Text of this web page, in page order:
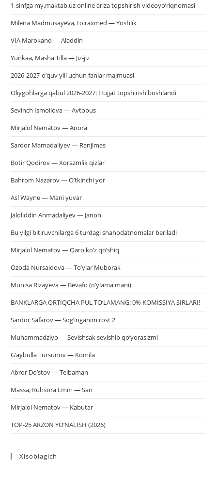
1-sinfga my.maktab.uz online ariza topshirish videoyo’riqnomasi
Milena Madmusayeva, toiraxmed — Yoshlik
VIA Marokand — Aladdin
Yunkaa, Masha Tilla — Jiz-jiz
2026-2027-o’quv yili uchun fanlar majmuasi
Oliygohlarga qabul 2026-2027: Hujjat topshirish boshlandi
Sevinch Ismoilova — Avtobus
Mirjalol Nematov — Anora
Sardor Mamadaliyev — Ranjimas
Botir Qodirov — Xorazmlik qizlar
Bahrom Nazarov — O’tkinchi yor
Asl Wayne — Mani yuvar
Jaloliddin Ahmadaliyev — Janon
Bu yilgi bitiruvchilarga 6 turdagi shahodatnomalar beriladi
Mirjalol Nematov — Qaro ko’z qo’shiq
Ozoda Nursaidova — To’ylar Muborak
Munisa Rizayeva — Bevafo (o’ylama mani)
BANKLARGA ORTIQCHA PUL TO‘LAMANG: 0% KOMISSIYA SIRLARI!
Sardor Safarov — Sog’inganim rost 2
Muhammadziyo — Sevishsak sevishib qo’yorasizmi
G’aybulla Tursunov — Komila
Abror Do’stov — Telbaman
Massa, Ruhsora Emm — San
Mirjalol Nematov — Kabutar
TOP-25 ARZON YO‘NALISH (2026)
Xisoblagich